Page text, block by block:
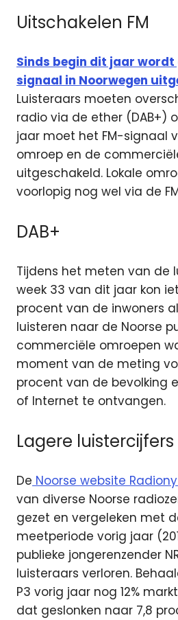
Uitschakelen FM
Sinds begin dit jaar wordt
signaal in Noorwegen
Luisteraars moeten
radio via de ether (DAB+)
jaar moet het FM-signaal
omroep en de
uitgeschakeld. Lokale
voorlopig nog wel via de
DAB+
Tijdens het meten van de
week 33 van dit jaar kon
procent van de inwoners
luisteren naar de Noorse
commerciële omroepen
moment van de meting
procent van de bevolking
of Internet te ontvangen.
Lagere luistercijfers
De Noorse website
van diverse Noorse
gezet en vergeleken met
meetperiode vorig jaar
publieke jongerenzender
luisteraars verloren.
P3 vorig jaar nog 12%
dat geslonken naar 7,8